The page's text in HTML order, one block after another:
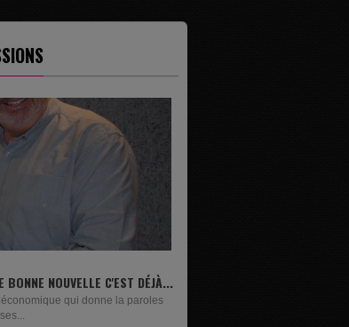
LIVRES
Un lundi sur deux, Maxime Janssens vous